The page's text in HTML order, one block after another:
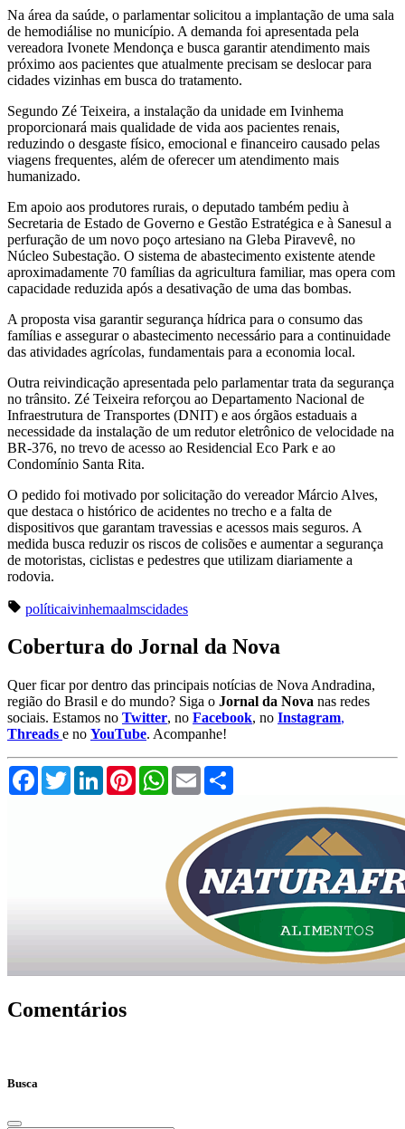
Na área da saúde, o parlamentar solicitou a implantação de uma sala
de hemodiálise no município. A demanda foi apresentada pela
vereadora Ivonete Mendonça e busca garantir atendimento mais
próximo aos pacientes que atualmente precisam se deslocar para
cidades vizinhas em busca do tratamento.
Segundo Zé Teixeira, a instalação da unidade em Ivinhema
proporcionará mais qualidade de vida aos pacientes renais,
reduzindo o desgaste físico, emocional e financeiro causado pelas
viagens frequentes, além de oferecer um atendimento mais
humanizado.
Em apoio aos produtores rurais, o deputado também pediu à
Secretaria de Estado de Governo e Gestão Estratégica e à Sanesul a
perfuração de um novo poço artesiano na Gleba Piravevê, no
Núcleo Subestação. O sistema de abastecimento existente atende
aproximadamente 70 famílias da agricultura familiar, mas opera com
capacidade reduzida após a desativação de uma das bombas.
A proposta visa garantir segurança hídrica para o consumo das
famílias e assegurar o abastecimento necessário para a continuidade
das atividades agrícolas, fundamentais para a economia local.
Outra reivindicação apresentada pelo parlamentar trata da segurança
no trânsito. Zé Teixeira reforçou ao Departamento Nacional de
Infraestrutura de Transportes (DNIT) e aos órgãos estaduais a
necessidade da instalação de um redutor eletrônico de velocidade na
BR-376, no trevo de acesso ao Residencial Eco Park e ao
Condomínio Santa Rita.
O pedido foi motivado por solicitação do vereador Márcio Alves,
que destaca o histórico de acidentes no trecho e a falta de
dispositivos que garantam travessias e acessos mais seguros. A
medida busca reduzir os riscos de colisões e aumentar a segurança
de motoristas, ciclistas e pedestres que utilizam diariamente a
rodovia.
políticaivinhemaalmscidades
Cobertura do Jornal da Nova
Quer ficar por dentro das principais notícias de Nova Andradina,
região do Brasil e do mundo? Siga o Jornal da Nova nas redes
sociais. Estamos no Twitter, no Facebook, no Instagram,
Threads e no YouTube. Acompanhe!
FacebookTwitterLinkedInPinterestWhatsApp
Email
Comentários
Busca